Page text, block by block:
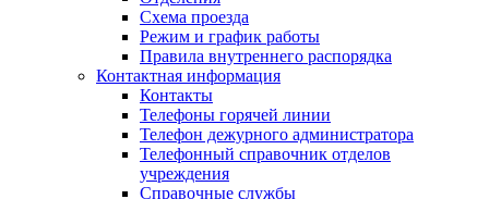
Схема проезда
Режим и график работы
Правила внутреннего распорядка
Контактная информация
Контакты
Телефоны горячей линии
Телефон дежурного администратора
Телефонный справочник отделов
учреждения
Справочные службы